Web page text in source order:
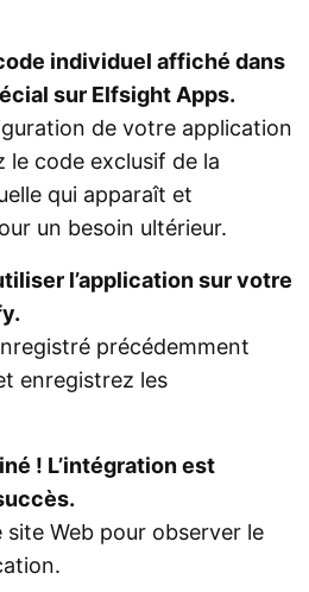
individuel affiché dans
sur Elfsight Apps.
de votre application
le code exclusif de la
qui apparaît et
un besoin ultérieur.
l’application sur votre
précédemment
enregistrez les
! L’intégration est
Web pour observer le